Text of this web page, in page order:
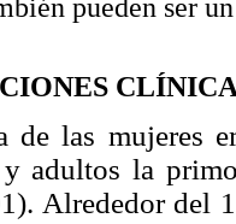
pueden ser
de las mujeres
adultos la
Alrededor del